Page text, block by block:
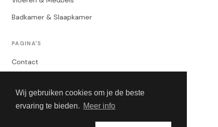
Wij gebruiken cookies om je de beste
ervaring te bieden. Meer info
Badkamer & Slaapkamer
PAGINA'S
Contact
Algemene Voorwaarden
Adverteren